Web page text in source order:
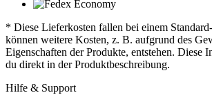
* Diese Lieferkosten fallen bei einem
können weitere Kosten, z. B. aufgrund des
Eigenschaften der Produkte, entstehen. Diese
du direkt in der Produktbeschreibung.
Hilfe & Support